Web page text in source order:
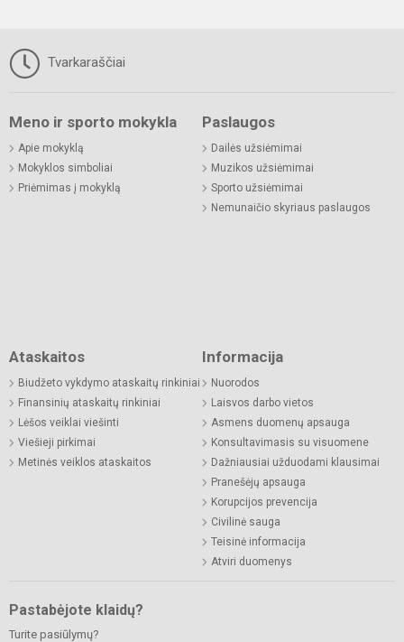
Tvarkaraščiai
Meno ir sporto mokykla
Apie mokyklą
Mokyklos simboliai
Priėmimas į mokyklą
Paslaugos
Dailės užsiėmimai
Muzikos užsiėmimai
Sporto užsiėmimai
Nemunaičio skyriaus paslaugos
Ataskaitos
Biudžeto vykdymo ataskaitų rinkiniai
Finansinių ataskaitų rinkiniai
Lėšos veiklai viešinti
Viešieji pirkimai
Metinės veiklos ataskaitos
Informacija
Nuorodos
Laisvos darbo vietos
Asmens duomenų apsauga
Konsultavimasis su visuomene
Dažniausiai užduodami klausimai
Pranešėjų apsauga
Korupcijos prevencija
Civilinė sauga
Teisinė informacija
Atviri duomenys
Pastabėjote klaidų?
Turite pasiūlymų?